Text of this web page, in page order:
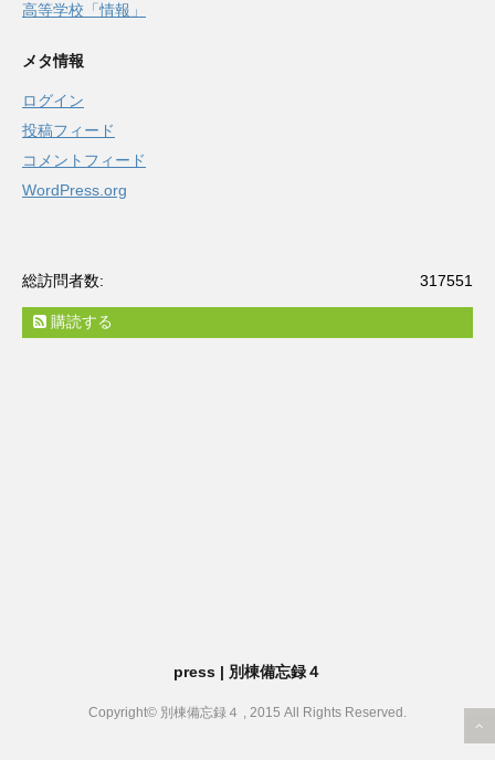
高等学校「情報」
メタ情報
ログイン
投稿フィード
コメントフィード
WordPress.org
317551
総訪問者数:
購読する
press | 別棟備忘録４
Copyright© 別棟備忘録４ , 2015 All Rights Reserved.